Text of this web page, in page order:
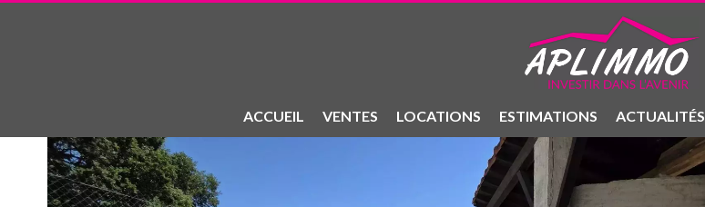
ACCUEIL VENTES LOCATIONS ESTIMATIONS ACTUALITÉS